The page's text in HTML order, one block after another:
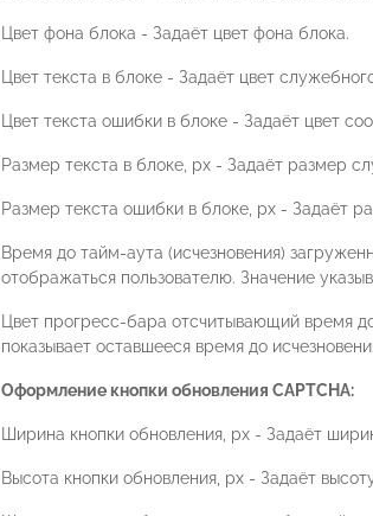
Цвет фона блока - Задаёт цвет фона блока.
Цвет текста в блоке - Задаёт цвет
Цвет текста ошибки в блоке - Задаёт цвет
Размер текста в блоке, px - Задаёт размер
Размер текста ошибки в блоке, px - Задаёт
Время до тайм-аута (исчезновения)
отображаться пользователю. Значение
Цвет прогресс-бара отсчитывающий время
показывает оставшееся время до
Оформление кнопки обновления CAPTCHA:
Ширина кнопки обновления, px - Задаёт
Высота кнопки обновления, px - Задаёт